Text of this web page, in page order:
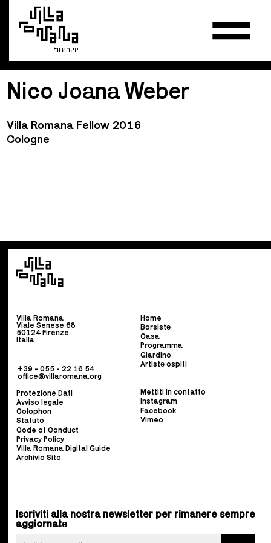
Firenze
Nico Joana Weber
Villa Romana Fellow 2016
Cologne
Villa Romana
Viale Senese 68
50124 Firenze
Italia
+39 - 055 - 22 16 54
office@villaromana.org
Home
Borsistə
Casa
Programma
Giardino
Artistə ospiti
Protezione Dati
Avviso legale
Colophon
Statuto
Code of Conduct
Privacy Policy
Villa Romana Digital Guide
Archivio Sito
Mettiti in contatto
Instagram
Facebook
Vimeo
Iscriviti alla nostra newsletter per rimanere sempre
aggiornatə